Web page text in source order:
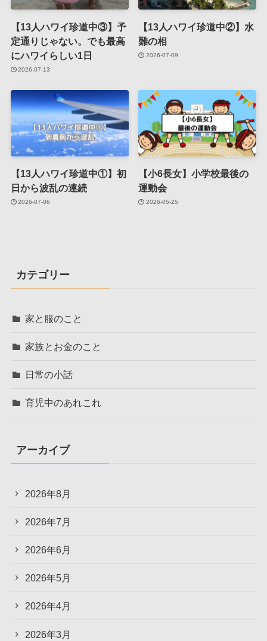
【13人ハワイ珍道中③】予
定通りじゃない。でも最高
にハワイらしい1日
2026-07-13
【13人ハワイ珍道中②】水
難の相
2026-07-09
【13人ハワイ珍道中①】初
日から波乱の連続
2026-07-06
【小6長女】小学校最後の
運動会
2026-05-25
カテゴリー
家と服のこと
家族とお金のこと
日常の小話
育児中のあれこれ
アーカイブ
2026年8月
2026年7月
2026年6月
2026年5月
2026年4月
2026年3月